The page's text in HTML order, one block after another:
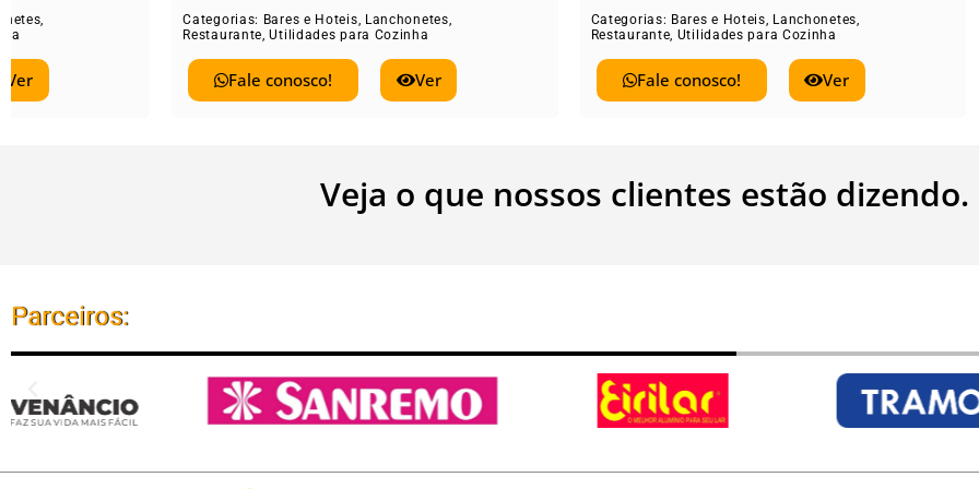
Categorias: Bares e Hoteis,Lanchonetes,
Utilidades para Cozinha
Ver
Categorias: Bares e Hoteis,Lanchonetes,
Utilidades para Cozinha
Ver
Restaurante
Veja o que nossos clientes estão dizendo.
Parceiros: